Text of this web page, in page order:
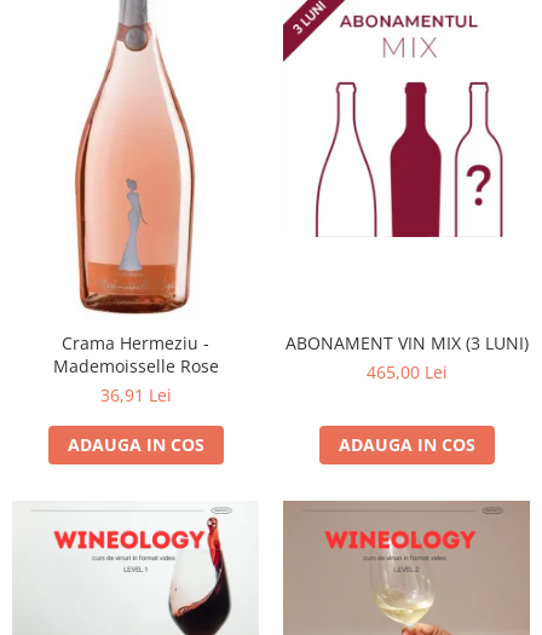
Crama Hermeziu -
Mademoisselle Rose
36,91 Lei
ADAUGA IN COS
ABONAMENT VIN MIX (3 LUNI)
465,00 Lei
ADAUGA IN COS